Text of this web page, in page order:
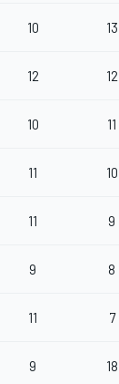
10 13
12 12
10 11
11 10
11 9
9 8
11 7
9 18